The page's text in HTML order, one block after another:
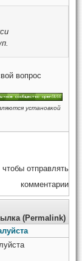
вопрос
установкой
, чтобы отправлять
комментарии
(Permalink)